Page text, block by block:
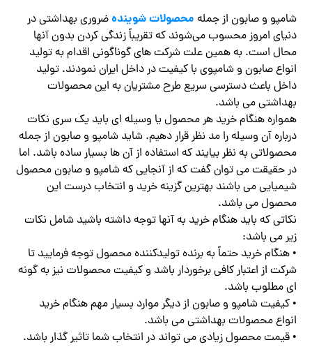
شامپو و صابون از جمله محصولات شویندهضروری بهداشتی در
دنیای امروز محسوب می‌شوند که تقریباً زندگی کردن بدون آنها
محال است. به همین علت شرکت های گوناگونی اقدام به تولید
انواع صابون و شامپوی با کیفیت در داخل ایران نمودند. تولید
داخل باعث دسترسی سریع طرح مشتریان به این محصولات
بهداشتی می باشد.
همواره هنگام خرید هر محصول یا وسیله ای باید یک سری نکات
درباره آن وسیله را مد نظر قرار دهیم. شاید شامپو و صابون از جمله
محصولاتی به نظر بیایند که استفاده از آن ها بسیار ساده باشد. اما
در حقیقت می توان گفت که از آنجایی که شامپو و صابون محصول
شیمیایی می باشند بهترین گزینه خرید و انتخاب درست این
محصول می باشد.
نکاتی که باید هنگام خرید به آنها توجه داشته باشید شامل نکات
زیر می باشد:
• هنگام خرید حتماً به برنده تولیدکننده محصول توجه فرمایید تا
شرکت از اعتبار کافی برخوردار باشد و کیفیت محصولات نیز به گونه
ای مطلوب باشد.
• کیفیت شامپو و صابون از دیگر موارد بسیار مهم هنگام خرید
انواع محصولات بهداشتی می باشد.
• قیمت محصول زیادی می تواند در انتخاب شما تاثیر گذار باشد.